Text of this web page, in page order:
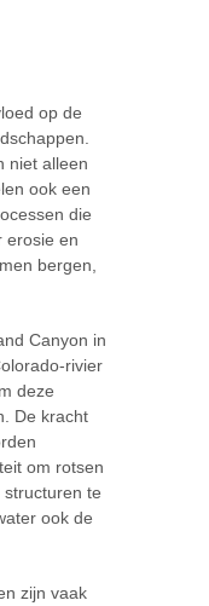
op de
niet alleen
ook een
die
erosie en
bergen,
Canyon in
rivier
deze
De kracht
om rotsen
te
ook de
zijn vaak